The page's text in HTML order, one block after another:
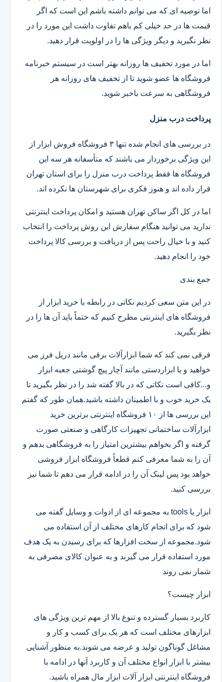
اما توصیه ای که می توانم داشته باشم این است که اگر
قیمت ها در حد خیلی کم باهم تفاوت داشت این مورد را در
نظر نگیرید و دیگر ویژگی ها را در اولویت قرار دهید.
اما در مورد تخفیف ها روزانه بهتر است در سیستم خبرنامه
فروشگاه ها عضو شوید تا از تخفیف های روزانه هر
فروشگاهی به سرعت باخبر شوید.
پرداخت درب منزل
در بررسی های انجام شده تنها ۳ فروشگاه فروش ابزار از
این ویژگی برخوردار می باشند که متأسفانه هر سه این
فروشگاه ها فقط پرداخت درب منزل را برای استان تهران
قرار داده اند و هنوز فکری برای شهرستان ها نکرده اند.
اما در کل اگر ساکن تهران هستید و امکان پرداخت اینترنتی
ندارید می توانید هنگام سفارش این روش پرداخت را انتخاب
کنید و با خیال راحت پس از دریافت و بررسی کالا پرداخت
خود را انجام دهید.
جمع بندی
در این متن سعی کردیم نکاتی در رابطه با خرید ابزار از
فروشگاه های اینترنتی مطرح کنیم که حتماً باید آن ها را در
نظر بگیرید.
فرقی نمی کند که شما ابزارآلات برقی مانند دریل فرز می
خواهید و یا ابزاردستی مانند آچار پیچ گوشتی جعبه ابزار
و...کافی است نکاتی که در بالا گفته شد را در نظر بگیرید تا
یک خرید خوب و با اطمینان داشته باشید.همان طور که گفتم
این بررسی ها از ۱۰ فروشگاه اینترنتی برترین خرید
ابزارآلات ساختمانی تجهیزات کارگاهی و صنعتی صورت
گرفته و اگر بخواهم بیشترین امتیاز را به فروشگاهی بدهم و
آن را به شما معرفی کنم قطعاً فروشگاه ابزار فروشی
خواهد بود پس لینک آن را در ادامه قرار می دهم تا شما نیز
بررسی کنید.
ابزار یا tools به مجموعه ای از ادوات و وسایل گفته می
شود که برای انجام کارهای مختلف از آن استفاده می
شود.مجموعه از سخت افزارها که برای رسیدن به یک هدف
مورد استفاده قرار می گیرند و به عنوان کالای مصرفی به
شمار نمی روند
ابزار چیست؟
کاربرد بسیار گسترده و تنوع بالا از مهم ترین ویژگی های
ابزارهای مختلف است که هر یک برای کسب و کار و
مشاغل گوناگون تولید و عرضه می شوند.به منظور آشنایی
بیشتر با ابزار انواع مختلف آن و کاربرد آنها در ادامه با
فروشگاه اینترنتی ابزار آلات ابزار مال همراه باشید.